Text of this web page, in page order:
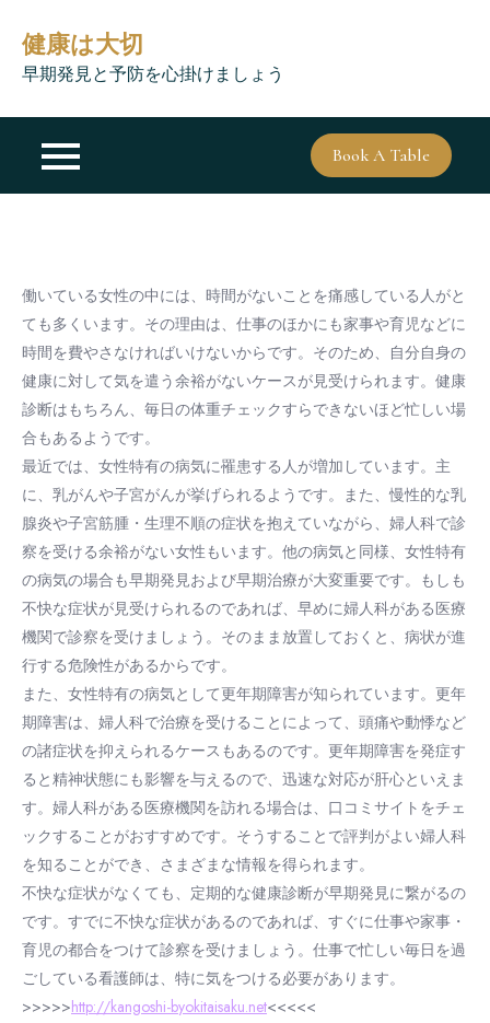
content
健康は大切
早期発見と予防を心掛けましょう
Book A Table
働いている女性の中には、時間がないことを痛感している人がと
ても多くいます。その理由は、仕事のほかにも家事や育児などに
時間を費やさなければいけないからです。そのため、自分自身の
健康に対して気を遣う余裕がないケースが見受けられます。健康
診断はもちろん、毎日の体重チェックすらできないほど忙しい場
合もあるようです。
最近では、女性特有の病気に罹患する人が増加しています。主
に、乳がんや子宮がんが挙げられるようです。また、慢性的な乳
腺炎や子宮筋腫・生理不順の症状を抱えていながら、婦人科で診
察を受ける余裕がない女性もいます。他の病気と同様、女性特有
の病気の場合も早期発見および早期治療が大変重要です。もしも
不快な症状が見受けられるのであれば、早めに婦人科がある医療
機関で診察を受けましょう。そのまま放置しておくと、病状が進
行する危険性があるからです。
また、女性特有の病気として更年期障害が知られています。更年
期障害は、婦人科で治療を受けることによって、頭痛や動悸など
の諸症状を抑えられるケースもあるのです。更年期障害を発症す
ると精神状態にも影響を与えるので、迅速な対応が肝心といえま
す。婦人科がある医療機関を訪れる場合は、口コミサイトをチェ
ックすることがおすすめです。そうすることで評判がよい婦人科
を知ることができ、さまざまな情報を得られます。
不快な症状がなくても、定期的な健康診断が早期発見に繋がるの
です。すでに不快な症状があるのであれば、すぐに仕事や家事・
育児の都合をつけて診察を受けましょう。仕事で忙しい毎日を過
ごしている看護師は、特に気をつける必要があります。
>>>>>http://kangoshi-byokitaisaku.net<<<<<